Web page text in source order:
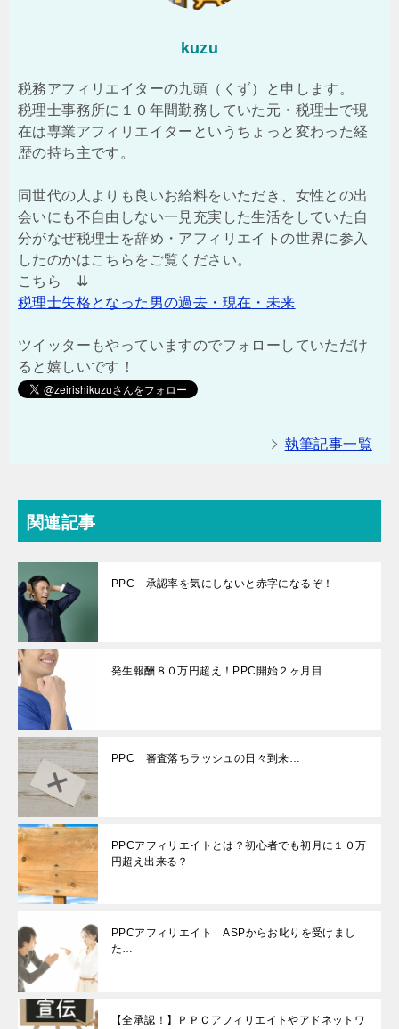
kuzu
税務アフィリエイターの九頭（くず）と申します。
税理士事務所に１０年間勤務していた元・税理士で現
在は専業アフィリエイターというちょっと変わった経
歴の持ち主です。
同世代の人よりも良いお給料をいただき、女性との出
会いにも不自由しない一見充実した生活をしていた自
分がなぜ税理士を辞め・アフィリエイトの世界に参入
したのかはこちらをご覧ください。
こちら ⇊
税理士失格となった男の過去・現在・未来
ツイッターもやっていますのでフォローしていただけ
ると嬉しいです！
執筆記事一覧
関連記事
PPC 承認率を気にしないと赤字になるぞ！
発生報酬８０万円超え！PPC開始２ヶ月目
PPC 審査落ちラッシュの日々到来…
PPCアフィリエイトとは？初心者でも初月に１０万
円超え出来る？
PPCアフィリエイト ASPからお叱りを受けまし
た…
【全承認！】ＰＰＣアフィリエイトやアドネットワ